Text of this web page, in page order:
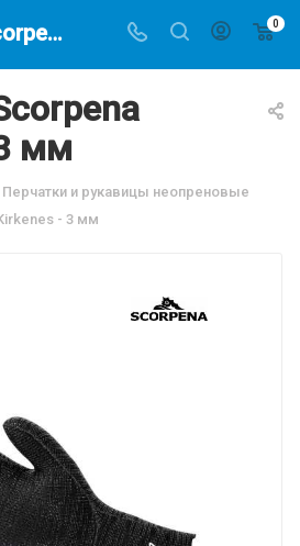
Перчатки Scorpena Kirkenes - 3 мм , по цене 3170.5 руб, купить в интернет-магазине подводной охоты Водолаз.РФ в Москве. - 0
мм
Перчатки и рукавицы неопреновые
- 3 мм